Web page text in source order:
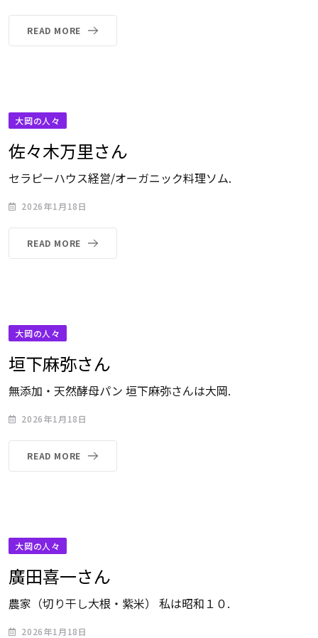
READ MORE
大岡の人々
佐々木万里さん
セラピーハウス経営/オーガニック料理ソム.
2026年1月18日
READ MORE
大岡の人々
垣下麻弥さん
無添加・天然酵母パン 垣下麻弥さんは大岡.
2026年1月18日
READ MORE
大岡の人々
廣田喜一さん
農家（切り干し大根・紫米） 私は昭和１０.
2026年1月18日